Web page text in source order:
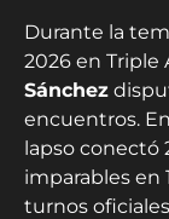
Durante la
2026 en Triple
Sánchez
encuentros.
lapso conectó
imparables en
turnos